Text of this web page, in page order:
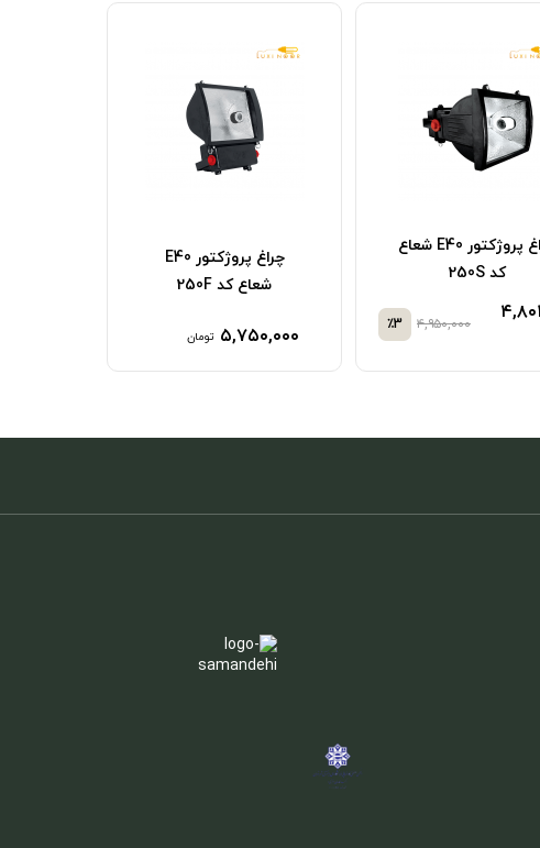
چراغ پروژکتور E40 شعاع
کد 250S
۴,۹۵۰,۰۰۰ ٪3
چراغ پروژکتور E40
شعاع کد 250F
۵,۷۵۰,۰۰۰ تومان